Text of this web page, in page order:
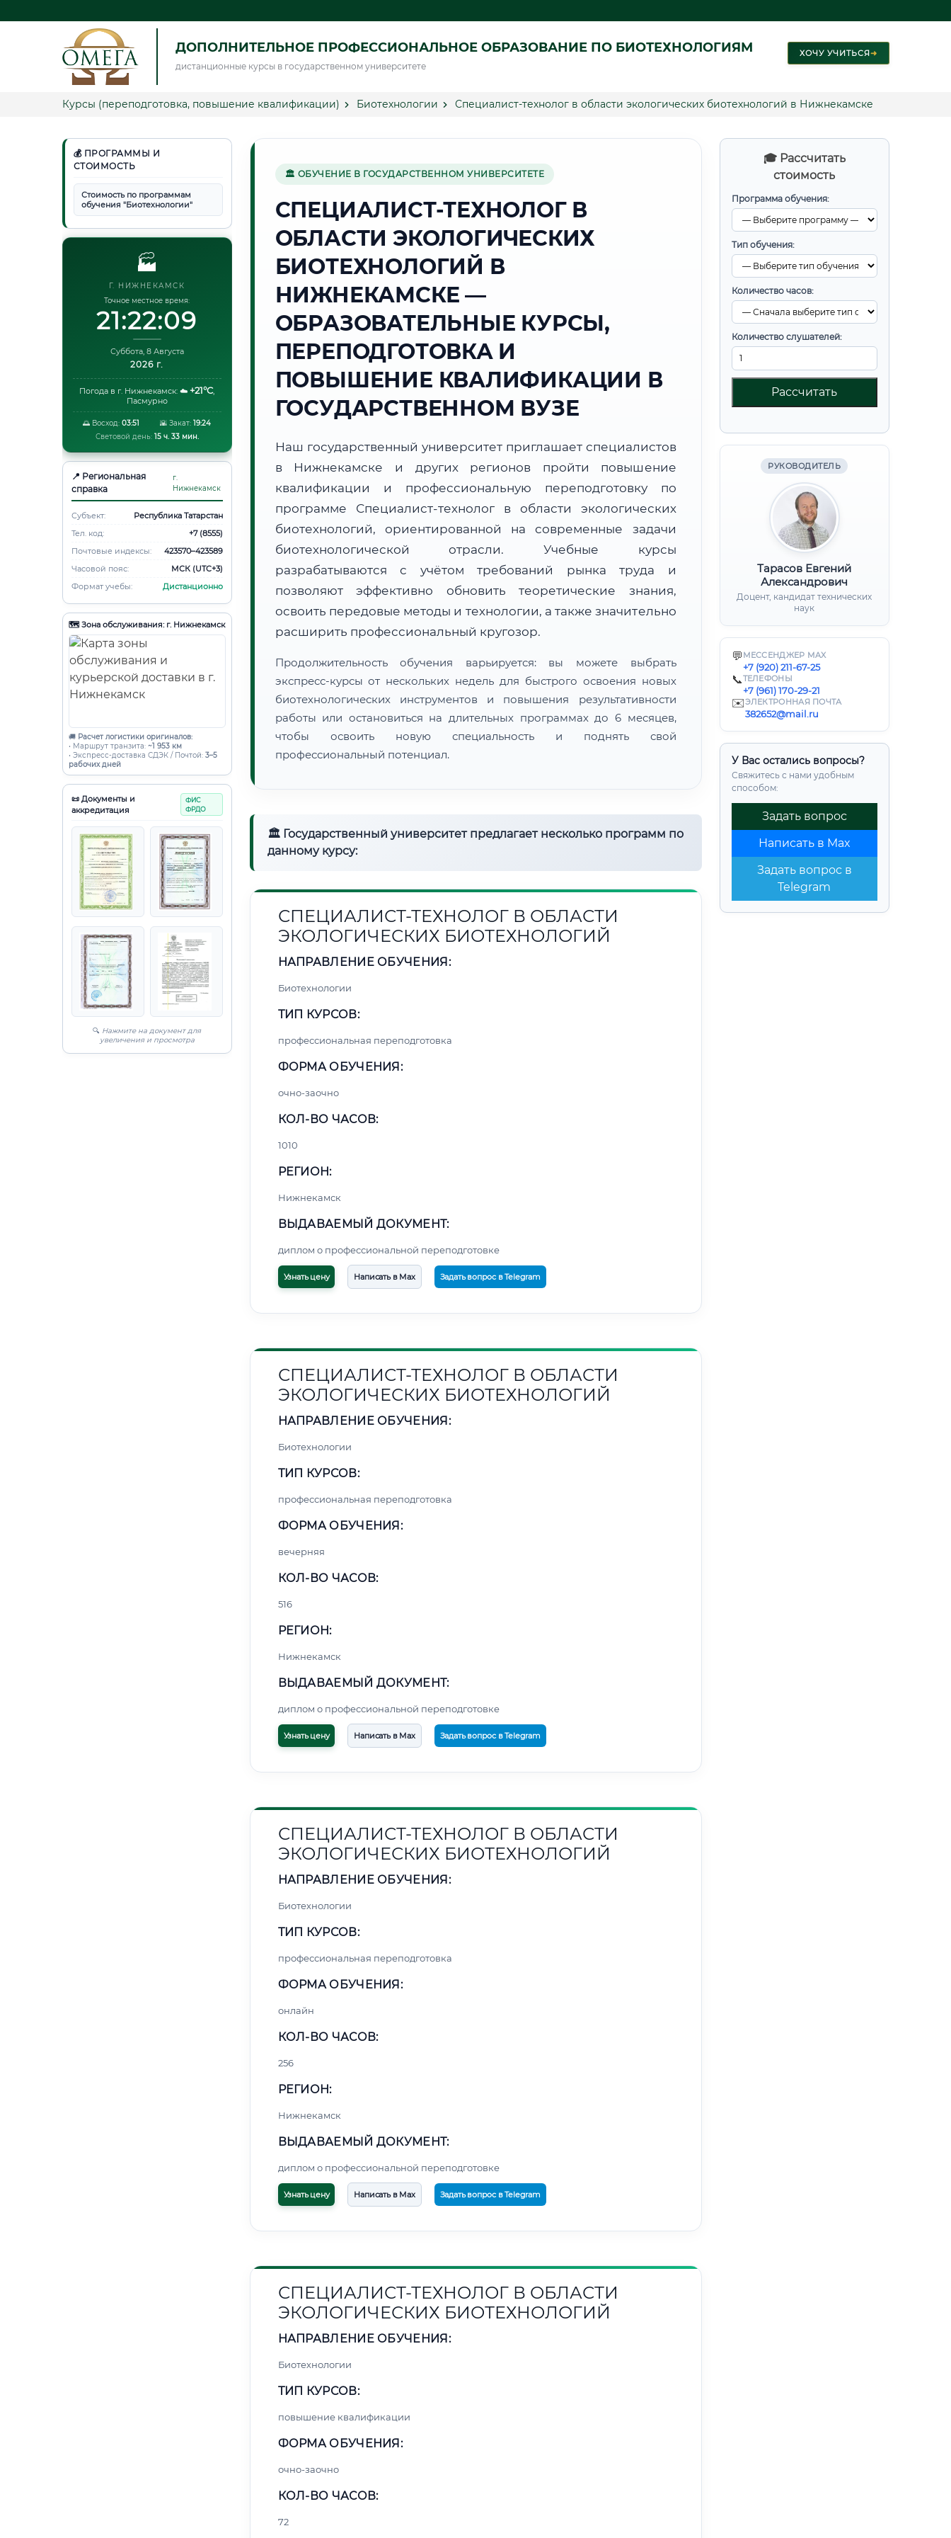
ДОПОЛНИТЕЛЬНОЕ ПРОФЕССИОНАЛЬНОЕ ОБРАЗОВАНИЕ ПО БИОТЕХНОЛОГИЯМ
дистанционные курсы в государственном университете
ХОЧУ УЧИТЬСЯ➜
Курсы (переподготовка, повышение квалификации) Биотехнологии Специалист-технолог в области экологических биотехнологий в Нижнекамске
💰 ПРОГРАММЫ И
СТОИМОСТЬ
Стоимость по программам
обучения "Биотехнологии"
🏭
Г. НИЖНЕКАМСК
Точное местное время:
21:22:10
Суббота, 8 Августа
2026 г.
Погода в г. Нижнекамск: ☁️ +21°C,
Пасмурно
🌅 Восход: 03:51 🌇 Закат: 19:24
Световой день: 15 ч. 33 мин.
📍 Региональная
справка
г.
Нижнекамск
Субъект:
Республика Татарстан
Тел. код:
+7 (8555)
Почтовые индексы:
423570–423589
Часовой пояс:
МСК (UTC+3)
Формат учебы:
Дистанционно
🗺️ Зона обслуживания: г. Нижнекамск
🚚 Расчет логистики оригиналов:
• Маршрут транзита: ~1 953 км
• Экспресс-доставка СДЭК / Почтой: 3–5
рабочих дней
📜 Документы и
аккредитация
ФИС
ФРДО
🔍 Нажмите на документ для
увеличения и просмотра
🎓 Рассчитать
стоимость
Программа обучения:
Тип обучения:
Количество часов:
Количество слушателей:
Рассчитать
РУКОВОДИТЕЛЬ
Тарасов Евгений
Александрович
Доцент, кандидат технических
наук
💬 МЕССЕНДЖЕР MAX
+7 (920) 211-67-25
📞ТЕЛЕФОНЫ
+7 (961) 170-29-21
✉️ЭЛЕКТРОННАЯ ПОЧТА
382652@mail.ru
У Вас остались вопросы?
Свяжитесь с нами удобным
способом:
Задать вопрос
Написать в Max
Задать вопрос в
Telegram
🏛 ОБУЧЕНИЕ В ГОСУДАРСТВЕННОМ УНИВЕРСИТЕТЕ
СПЕЦИАЛИСТ-ТЕХНОЛОГ В
ОБЛАСТИ ЭКОЛОГИЧЕСКИХ
БИОТЕХНОЛОГИЙ В
НИЖНЕКАМСКЕ —
ОБРАЗОВАТЕЛЬНЫЕ КУРСЫ,
ПЕРЕПОДГОТОВКА И
ПОВЫШЕНИЕ КВАЛИФИКАЦИИ В
ГОСУДАРСТВЕННОМ ВУЗЕ
Наш государственный университет приглашает специалистов
в Нижнекамске и других регионов пройти повышение
квалификации и профессиональную переподготовку по
программе Специалист-технолог в области экологических
биотехнологий, ориентированной на современные задачи
биотехнологической отрасли. Учебные курсы
разрабатываются с учётом требований рынка труда и
позволяют эффективно обновить теоретические знания,
освоить передовые методы и технологии, а также значительно
расширить профессиональный кругозор.
Продолжительность обучения варьируется: вы можете выбрать
экспресс-курсы от нескольких недель для быстрого освоения новых
биотехнологических инструментов и повышения результативности
работы или остановиться на длительных программах до 6 месяцев,
чтобы освоить новую специальность и поднять свой
профессиональный потенциал.
🏛 Государственный университет предлагает несколько программ по
данному курсу:
СПЕЦИАЛИСТ-ТЕХНОЛОГ В ОБЛАСТИ
ЭКОЛОГИЧЕСКИХ БИОТЕХНОЛОГИЙ
НАПРАВЛЕНИЕ ОБУЧЕНИЯ:
Биотехнологии
ТИП КУРСОВ:
профессиональная переподготовка
ФОРМА ОБУЧЕНИЯ:
очно-заочно
КОЛ-ВО ЧАСОВ:
1010
РЕГИОН:
Нижнекамск
ВЫДАВАЕМЫЙ ДОКУМЕНТ:
диплом о профессиональной переподготовке
Узнать цену Написать в Max Задать вопрос в Telegram
СПЕЦИАЛИСТ-ТЕХНОЛОГ В ОБЛАСТИ
ЭКОЛОГИЧЕСКИХ БИОТЕХНОЛОГИЙ
НАПРАВЛЕНИЕ ОБУЧЕНИЯ:
Биотехнологии
ТИП КУРСОВ:
профессиональная переподготовка
ФОРМА ОБУЧЕНИЯ:
вечерняя
КОЛ-ВО ЧАСОВ:
516
РЕГИОН:
Нижнекамск
ВЫДАВАЕМЫЙ ДОКУМЕНТ:
диплом о профессиональной переподготовке
Узнать цену Написать в Max Задать вопрос в Telegram
СПЕЦИАЛИСТ-ТЕХНОЛОГ В ОБЛАСТИ
ЭКОЛОГИЧЕСКИХ БИОТЕХНОЛОГИЙ
НАПРАВЛЕНИЕ ОБУЧЕНИЯ:
Биотехнологии
ТИП КУРСОВ:
профессиональная переподготовка
ФОРМА ОБУЧЕНИЯ:
онлайн
КОЛ-ВО ЧАСОВ:
256
РЕГИОН:
Нижнекамск
ВЫДАВАЕМЫЙ ДОКУМЕНТ:
диплом о профессиональной переподготовке
Узнать цену Написать в Max Задать вопрос в Telegram
СПЕЦИАЛИСТ-ТЕХНОЛОГ В ОБЛАСТИ
ЭКОЛОГИЧЕСКИХ БИОТЕХНОЛОГИЙ
НАПРАВЛЕНИЕ ОБУЧЕНИЯ:
Биотехнологии
ТИП КУРСОВ:
повышение квалификации
ФОРМА ОБУЧЕНИЯ:
очно-заочно
КОЛ-ВО ЧАСОВ:
72